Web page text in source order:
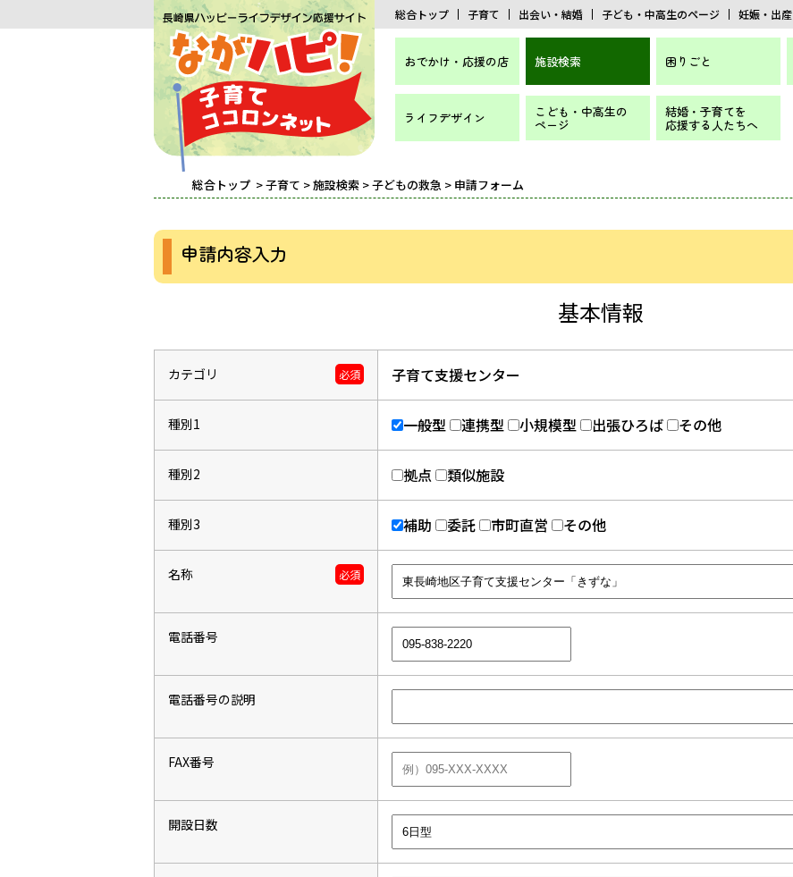
総合トップ 子育て 出会い・結婚 子ども・中高生のページ 妊娠・出産
おでかけ・応援の店 施設検索 困りごと
ライフデザイン こども・中高生の
ページ
結婚・子育てを
応援する人たちへ
総合トップ >子育て >施設検索 >子どもの救急 > 申請フォーム
申請内容入力
基本情報
カテゴリ 必須 子育て支援センター
種別1 一般型 連携型 小規模型 出張ひろば その他
種別2 拠点 類似施設
種別3 補助 委託 市町直営 その他
名称 必須
電話番号
電話番号の説明
FAX番号
開設日数